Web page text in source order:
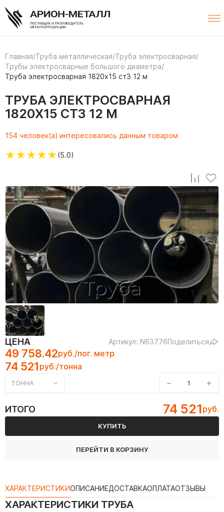
Главная/Труба металлическая/Труба электросварная/
Трубы электросварные большого диаметра/
Труба электросварная 1820х15 ст3 12 м
ТРУБА ЭЛЕКТРОСВАРНАЯ
1820Х15 СТ3 12 М
154 человек(а) интересовались данным товаром
★★★★★(5.0)
ЦЕНА Артикул: N63776Поделиться
49 758.42руб./пог. метр
74 521 руб./тонна
ТОННА − +
ИТОГО 74 521руб.
КУПИТЬ
ПЕРЕЙТИ В КОРЗИНУ
ХАРАКТЕРИСТИКИОПИСАНИЕДОСТАВКАОПЛАТАОТЗЫВЫ
ХАРАКТЕРИСТИКИ ТРУБА